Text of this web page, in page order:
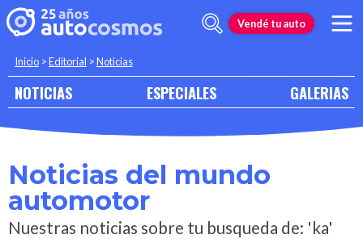
Vendé tu auto
Inicio >Editorial >Noticias
NOTICIAS ESPECIALES GALERIAS
Noticias del mundo
automotor
Nuestras noticias sobre tu busqueda de: 'ka'